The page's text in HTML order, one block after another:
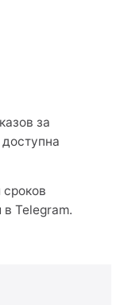
за
доступна
Telegram.